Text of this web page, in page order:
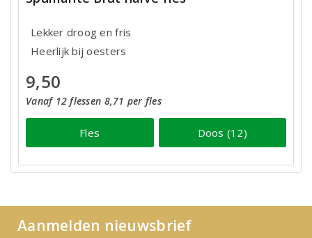
Lekker droog en fris
Heerlijk bij oesters
9,50
Vanaf 12 flessen 8,71 per fles
Fles Doos (12)
Aanmelden nieuwsbrief